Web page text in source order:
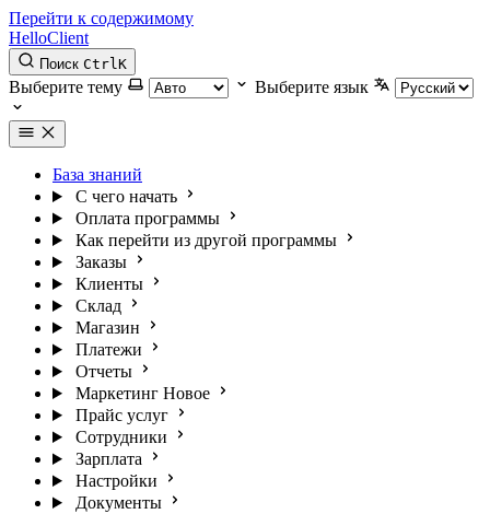
Перейти к содержимому
HelloClient
Поиск CtrlK
Выберите тему Выберите язык
База знаний
С чего начать
Оплата программы
Как перейти из другой программы
Заказы
Клиенты
Склад
Магазин
Платежи
Отчеты
Маркетинг Новое
Прайс услуг
Сотрудники
Зарплата
Настройки
Документы